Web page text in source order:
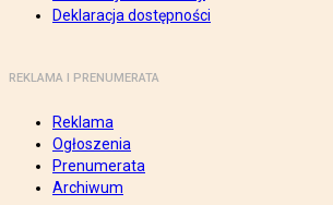
Deklaracja dostępności
REKLAMA I PRENUMERATA
Reklama
Ogłoszenia
Prenumerata
Archiwum